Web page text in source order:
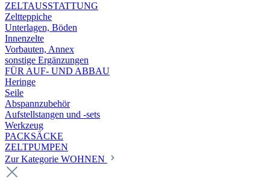
ZELTAUSSTATTUNG
Zeltteppiche
Unterlagen, Böden
Innenzelte
Vorbauten, Annex
sonstige Ergänzungen
FÜR AUF- UND ABBAU
Heringe
Seile
Abspannzubehör
Aufstellstangen und -sets
Werkzeug
PACKSÄCKE
ZELTPUMPEN
Zur Kategorie WOHNEN